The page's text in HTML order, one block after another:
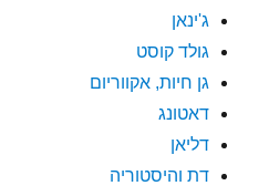
ג'ינאן
גולד קוסט
גן חיות, אקווריום
דאטונג
דליאן
דת והיסטוריה